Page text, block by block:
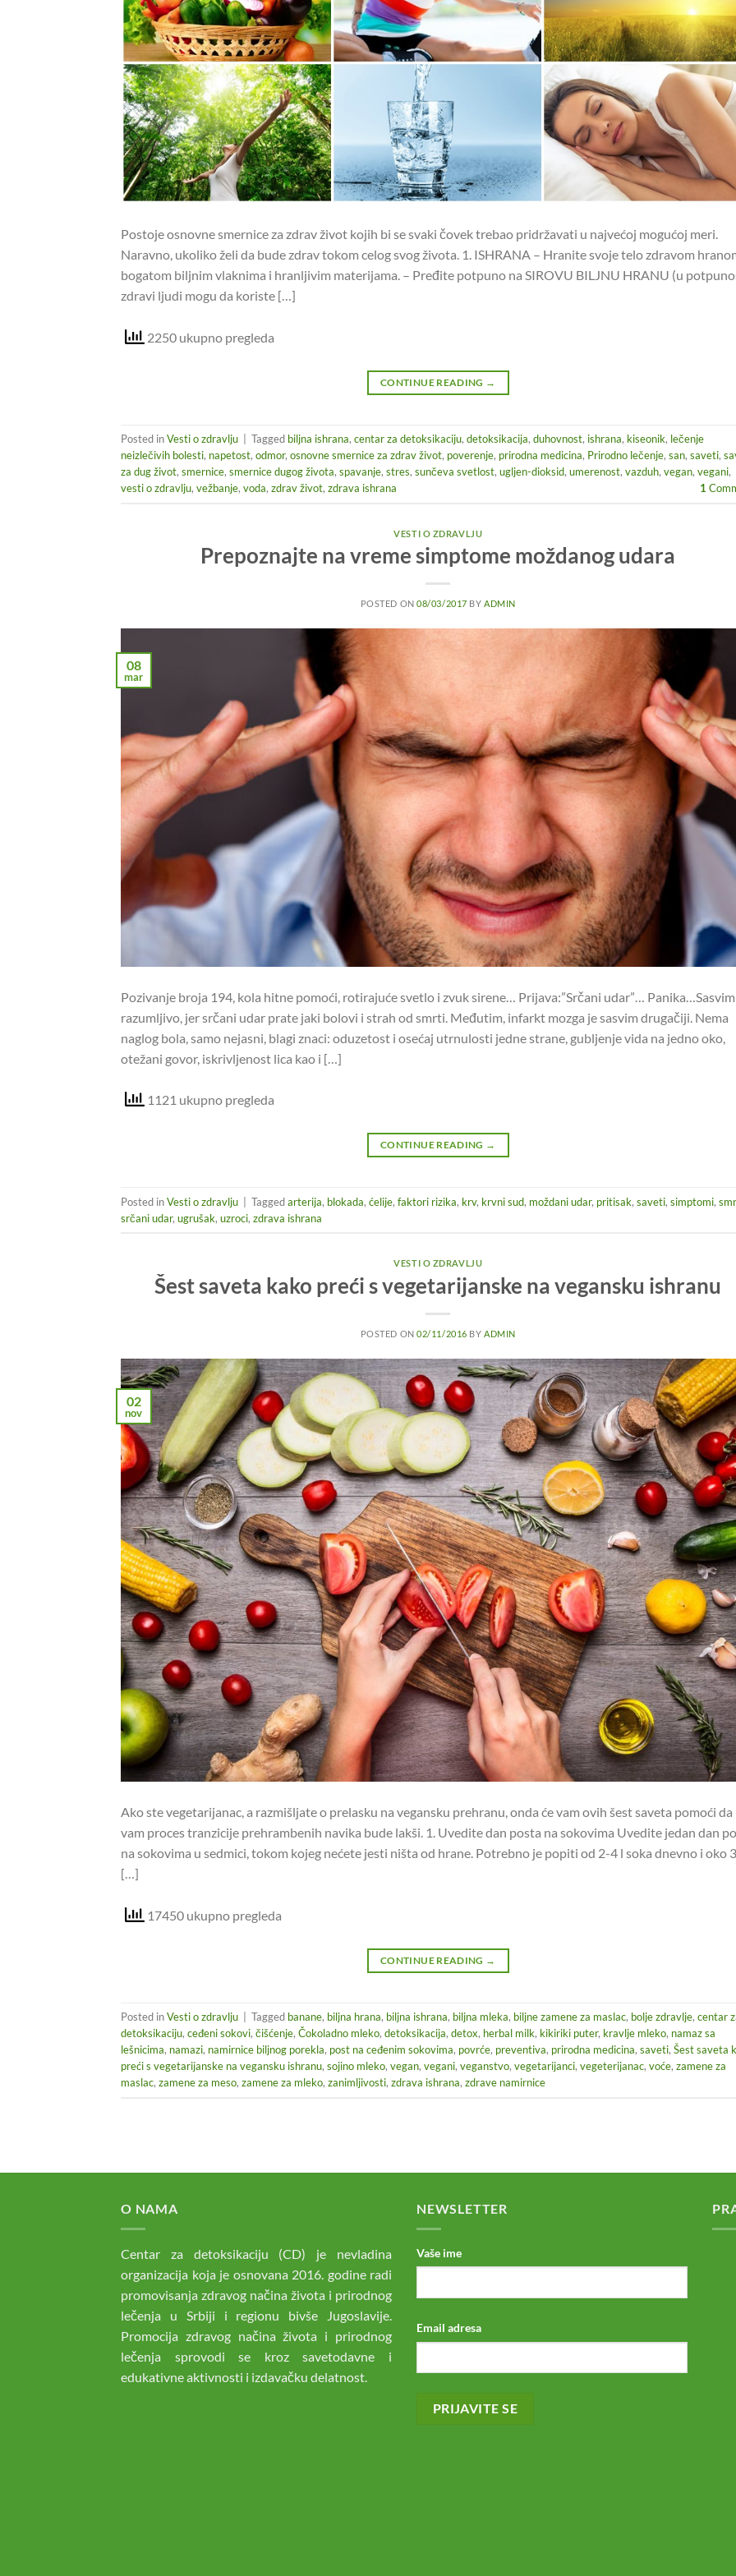
Postoje osnovne smernice za zdrav život kojih bi se svaki čovek trebao pridržavati u najvećoj mogućoj meri.
Naravno, ukoliko želi da bude zdrav tokom celog svog života. 1. ISHRANA – Hranite svoje telo zdravom
bogatom biljnim vlaknima i hranljivim materijama. – Pređite potpuno na SIROVU BILJNU HRANU (u
zdravi ljudi mogu da koriste […]
2250 ukupno pregleda
CONTINUE READING →
Posted inVesti o zdravlju Tagged biljna ishrana, centar za detoksikaciju, detoksikacija, duhovnost, ishrana, kiseonik, lečenje
neizlečivih bolesti, napetost, odmor, osnovne smernice za zdrav život, poverenje, prirodna medicina, Prirodno lečenje, san, saveti,
za dug život, smernice, smernice dugog života, spavanje, stres, sunčeva svetlost, ugljen-dioksid, umerenost, vazduh, vegan, vegani,
vesti o zdravlju, vežbanje, voda, zdrav život, zdrava ishrana 1
VESTI O ZDRAVLJU
Prepoznajte na vreme simptome moždanog udara
POSTED ON08/03/2017 BYADMIN
08
mar
Pozivanje broja 194, kola hitne pomoći, rotirajuće svetlo i zvuk sirene… Prijava:”Srčani udar”… Panika…Sasvim
razumljivo, jer srčani udar prate jaki bolovi i strah od smrti. Međutim, infarkt mozga je sasvim drugačiji. Nema
naglog bola, samo nejasni, blagi znaci: oduzetost i osećaj utrnulosti jedne strane, gubljenje vida na jedno oko,
otežani govor, iskrivljenost lica kao i […]
1121 ukupno pregleda
CONTINUE READING →
Posted inVesti o zdravlju Taggedarterija, blokada, ćelije, faktori rizika, krv, krvni sud, moždani udar, pritisak, saveti, simptomi,
srčani udar, ugrušak, uzroci, zdrava ishrana
VESTI O ZDRAVLJU
Šest saveta kako preći s vegetarijanske na vegansku ishranu
POSTED ON02/11/2016 BYADMIN
02
nov
Ako ste vegetarijanac, a razmišljate o prelasku na vegansku prehranu, onda će vam ovih šest saveta pomoći da
vam proces tranzicije prehrambenih navika bude lakši. 1. Uvedite dan posta na sokovima Uvedite jedan dan
na sokovima u sedmici, tokom kojeg nećete jesti ništa od hrane. Potrebno je popiti od 2-4 l soka dnevno i oko 3
[…]
17450 ukupno pregleda
CONTINUE READING →
Posted inVesti o zdravlju Tagged banane, biljna hrana, biljna ishrana, biljna mleka, biljne zamene za maslac, bolje zdravlje, centar
detoksikaciju, ceđeni sokovi, čišćenje, Čokoladno mleko, detoksikacija, detox, herbal milk, kikiriki puter, kravlje mleko, namaz sa
lešnicima, namazi, namirnice biljnog porekla, post na ceđenim sokovima, povrće, preventiva, prirodna medicina, saveti, Šest saveta
preći s vegetarijanske na vegansku ishranu, sojino mleko, vegan, vegani, veganstvo, vegetarijanci, vegeterijanac, voće, zamene za
maslac, zamene za meso, zamene za mleko, zanimljivosti, zdrava ishrana, zdrave namirnice
O NAMA
Centar za detoksikaciju (CD) je nevladina
organizacija koja je osnovana 2016. godine radi
promovisanja zdravog načina života i prirodnog
lečenja u Srbiji i regionu bivše Jugoslavije.
Promocija zdravog načina života i prirodnog
lečenja sprovodi se kroz savetodavne i
edukativne aktivnosti i izdavačku delatnost.
NEWSLETTER
Vaše ime
Email adresa